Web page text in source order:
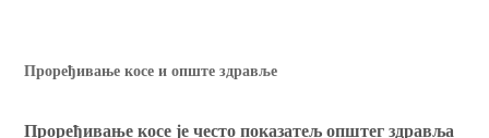
Проређивање косе и опште здравље
Проређивање косе је често показатељ општег здравља